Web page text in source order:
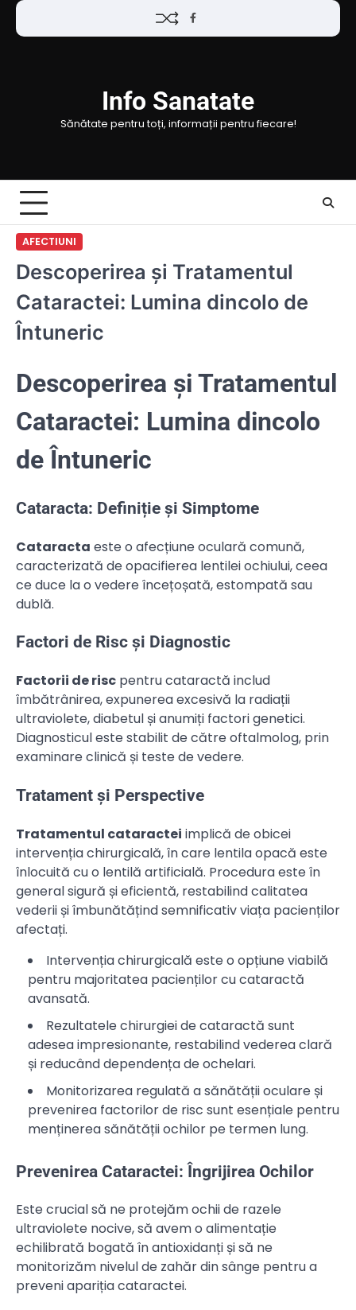
Skip
Facebook
Info Sanatate
Sănătate pentru toți, informații pentru fiecare!
AFECTIUNI
Descoperirea și Tratamentul
Cataractei: Lumina dincolo de
Întuneric
Descoperirea și Tratamentul
Cataractei: Lumina dincolo
de Întuneric
Cataracta: Definiție și Simptome
Cataracta este o afecțiune oculară comună,
caracterizată de opacifierea lentilei ochiului, ceea
ce duce la o vedere încețoșată, estompată sau
dublă.
Factori de Risc și Diagnostic
Factorii de risc pentru cataractă includ
îmbătrânirea, expunerea excesivă la radiații
ultraviolete, diabetul și anumiți factori genetici.
Diagnosticul este stabilit de către oftalmolog, prin
examinare clinică și teste de vedere.
Tratament și Perspective
Tratamentul cataractei implică de obicei
intervenția chirurgicală, în care lentila opacă este
înlocuită cu o lentilă artificială. Procedura este în
general sigură și eficientă, restabilind calitatea
vederii și îmbunătățind semnificativ viața pacienților
afectați.
Intervenția chirurgicală este o opțiune viabilă
pentru majoritatea pacienților cu cataractă
avansată.
Rezultatele chirurgiei de cataractă sunt
adesea impresionante, restabilind vederea clară
și reducând dependența de ochelari.
Monitorizarea regulată a sănătății oculare și
prevenirea factorilor de risc sunt esențiale pentru
menținerea sănătății ochilor pe termen lung.
Prevenirea Cataractei: Îngrijirea Ochilor
Este crucial să ne protejăm ochii de razele
ultraviolete nocive, să avem o alimentație
echilibrată bogată în antioxidanți și să ne
monitorizăm nivelul de zahăr din sânge pentru a
preveni apariția cataractei.